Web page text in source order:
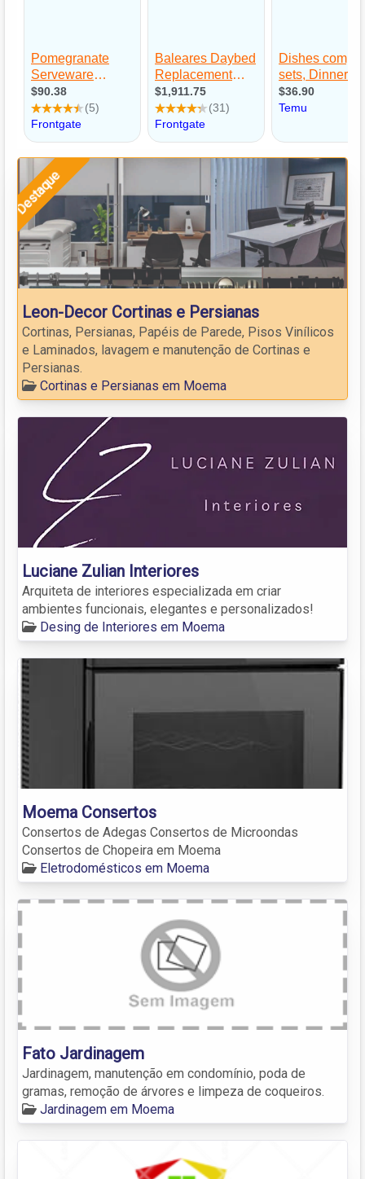
Destaque
Leon-Decor Cortinas e Persianas
Cortinas, Persianas, Papéis de Parede, Pisos Vinílicos
e Laminados, lavagem e manutenção de Cortinas e
Persianas.
Cortinas e Persianas em Moema
Luciane Zulian Interiores
Arquiteta de interiores especializada em criar
ambientes funcionais, elegantes e personalizados!
Desing de Interiores em Moema
Moema Consertos
Consertos de Adegas Consertos de Microondas
Consertos de Chopeira em Moema
Eletrodomésticos em Moema
Fato Jardinagem
Jardinagem, manutenção em condomínio, poda de
gramas, remoção de árvores e limpeza de coqueiros.
Jardinagem em Moema